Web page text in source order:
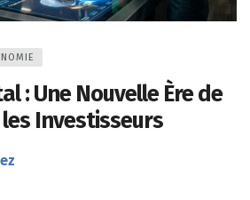
: Une Nouvelle Ère de
Investisseurs